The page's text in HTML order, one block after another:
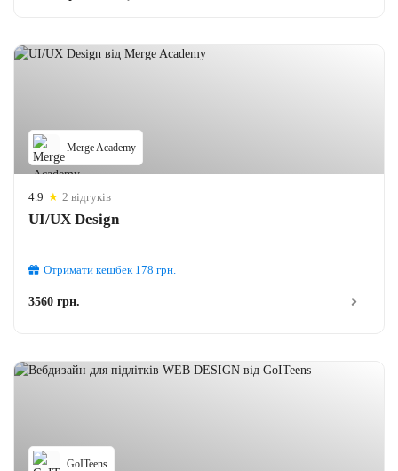
Merge Academy
4.9 ★ 2 відгуків
UI/UX Design
Отримати кешбек 178 грн.
3560 грн.
GoITeens